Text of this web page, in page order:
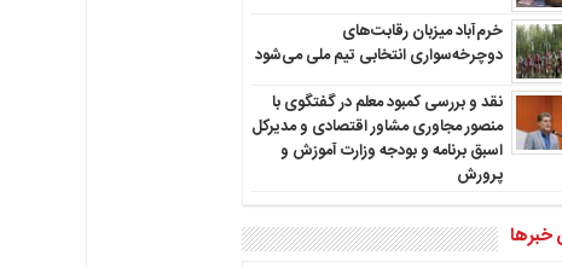
خرم‌آباد میزبان رقابت‌های
دوچرخه‌سواری انتخابی تیم ملی می‌شود
نقد و بررسی کمبود معلم در گفتگوی با
منصور مجاوری مشاور اقتصادی و مدیرکل
اسبق برنامه و بودجه وزارت آموزش و
پرورش
خبرها